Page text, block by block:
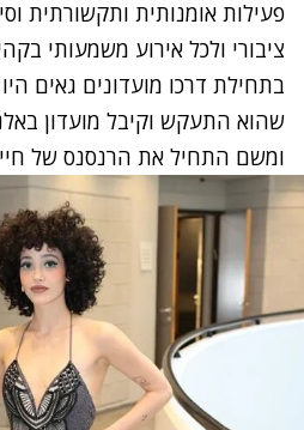
פעילות אומנותית ותקשורתית
ציבורי ולכל אירוע משמעותי
בתחילת דרכו מועדונים גאים
שהוא התעקש וקיבל מועדון
ומשם התחיל את הרנסנס של